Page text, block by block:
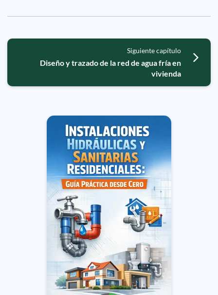
Siguiente capítulo
Diseño y trazado de la red de agua fría en
vivienda